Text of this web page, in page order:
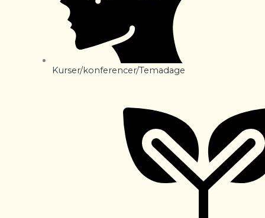
Kurser/konferencer/Temadage